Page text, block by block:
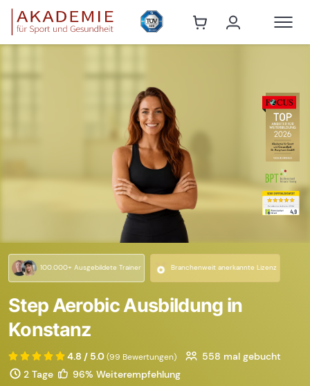
100.000+ Ausgebildete Trainer Branchenweit anerkannte Lizenz
Step Aerobic Ausbildung in
Konstanz
4.8 / 5.0(99 Bewertungen) 558 mal gebucht
2 Tage
96% Weiterempfehlung